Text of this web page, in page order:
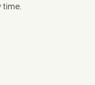
time.